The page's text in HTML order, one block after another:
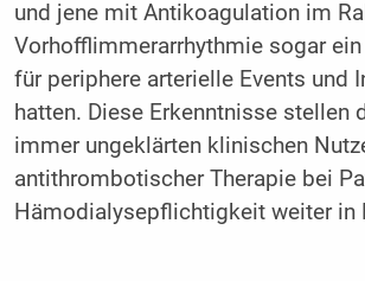
und jene mit Antikoagulation im
Vorhofflimmerarrhythmie sogar
für periphere arterielle Events und
hatten. Diese Erkenntnisse stellen
immer ungeklärten klinischen
antithrombotischer Therapie bei
Hämodialysepflichtigkeit weiter in